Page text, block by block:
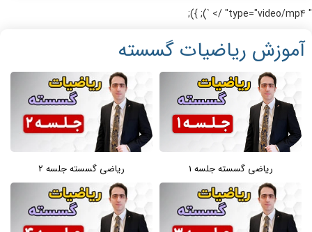
" type="video/mp4" /> `); });
آموزش ریاضیات گسسته
ریاضی گسسته جلسه 1 ریاضی گسسته جلسه 2